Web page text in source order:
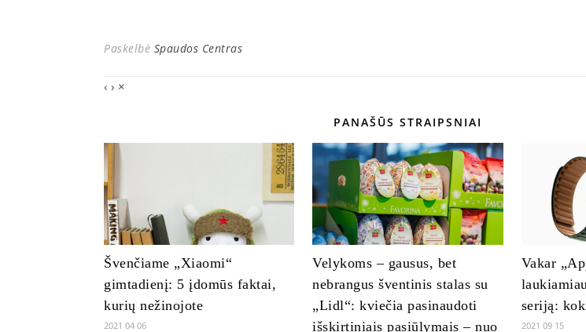
Paskelbė Spaudos Centras
‹ › ×
PANAŠŪS STRAIPSNIAI
Švenčiame „Xiaomi“
gimtadienį: 5 įdomūs faktai,
kurių nežinojote
2021 04 06
Velykoms – gausus, bet
nebrangus šventinis stalas su
„Lidl“: kviečia pasinaudoti
išskirtiniais pasiūlymais – nuo
Vakar
seriją:
2021 09 15